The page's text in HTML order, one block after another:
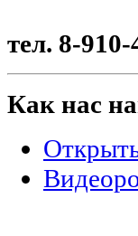
тел. 8-
Как нас